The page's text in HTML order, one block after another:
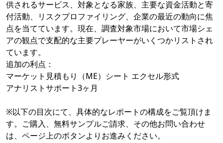
供されるサービス、対象となる家族、主要な資金活動と寄
付活動、リスクプロファイリング、企業の最近の動向に焦
点を当てています。現在、調査対象市場において市場シェ
アの観点で支配的な主要プレーヤーがいくつかリストされ
ています。
追加の利点：
マーケット見積もり（ME）シート エクセル形式
アナリストサポート3ヶ月
※以下の目次にて、具体的なレポートの構成をご覧頂けま
す。ご購入、無料サンプルご請求、その他お問い合わせ
は、ページ上のボタンよりお進みください。